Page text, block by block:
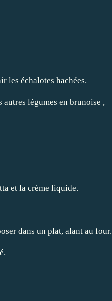
les échalotes hachées.
légumes en brunoise ,
et la crème liquide.
dans un plat, alant au four.